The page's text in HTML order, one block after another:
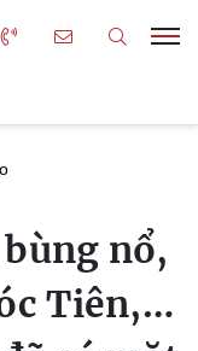
nổ,
Tiên,…